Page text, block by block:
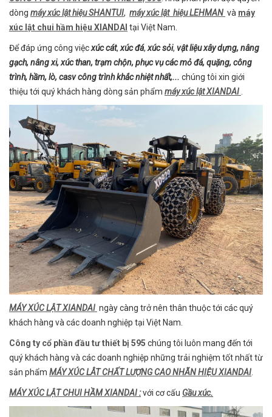
dòng máy xúc lật hiệu SHANTUI, máy xúc lật hiệu LEHMAN và máy
xúc lật chui hầm hiệu XIANDAI tại Việt Nam.
Để đáp ứng công việcxúc cát, xúc đá, xúc sỏi, vật liệu xây dựng, nâng
gạch, nâng xi, xúc than, trạm chộn, phục vụ các mỏ đá, quặng, công
trình, hầm, lò, casv công trình khắc nhiệt nhất,... chúng tôi xin giới
thiệu tới quý khách hàng dòng sản phẩm máy xúc lật XIANDAI
MÁY XÚC LẬT XIANDAI ngày càng trở nên thân thuộc tới các quý
khách hàng và các doanh nghiệp tại Việt Nam.
Công ty cổ phần đầu tư thiết bị 595 chúng tôi luôn mang đến tới
quý khách hàng và các doanh nghiệp những trải nghiệm tốt nhất từ
sản phẩm MÁY XÚC LÂT CHẤT LƯỢNG CAO NHÃN HIỆU XIANDAI
MÁY XÚC LẬT CHUI HẦM XIANDAI:với cơ cấu Gầu xúc.